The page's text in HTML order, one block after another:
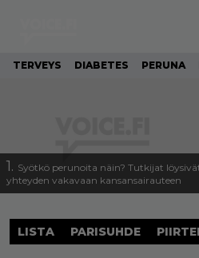
TERVEYS DIABETES PERUNA
1. Syötkö perunoita näin? Tutkijat
yhteyden vakavaan kansansairauteen
LISTA PARISUHDE